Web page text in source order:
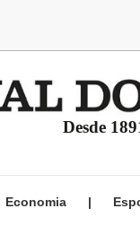
Desde
Economia |